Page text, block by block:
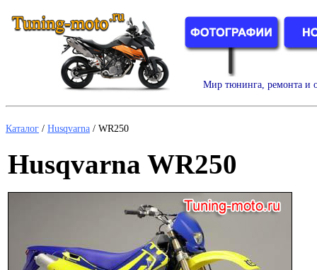
Мир тюнинга, ремонта и
Каталог / Husqvarna / WR250
Husqvarna WR250